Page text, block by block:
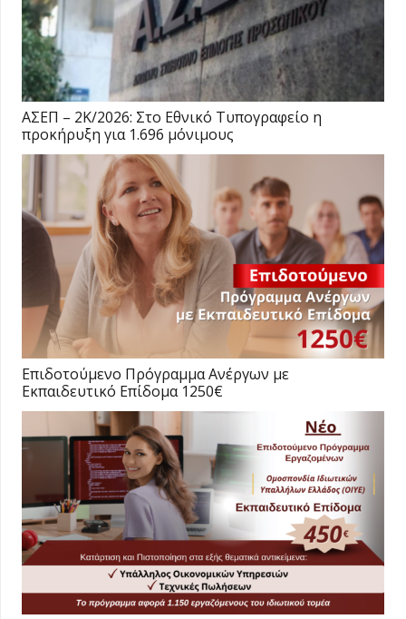
ΑΣΕΠ – 2Κ/2026: Στο Εθνικό Τυπογραφείο η
προκήρυξη για 1.696 μόνιμους
Επιδοτούμενο Πρόγραμμα Ανέργων με
Εκπαιδευτικό Επίδομα 1250€